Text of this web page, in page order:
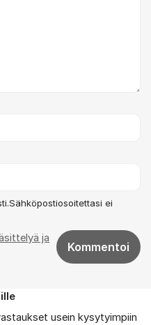
ei
ja
Kommentoi
usein kysytyimpiin